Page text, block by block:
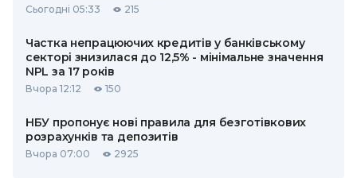
Сьогодні 05:33 215
Частка непрацюючих кредитів у банківському
секторі знизилася до 12,5% - мінімальне значення
NPL за 17 років
Вчора 12:12 150
НБУ пропонує нові правила для безготівкових
розрахунків та депозитів
Вчора 07:00 2925